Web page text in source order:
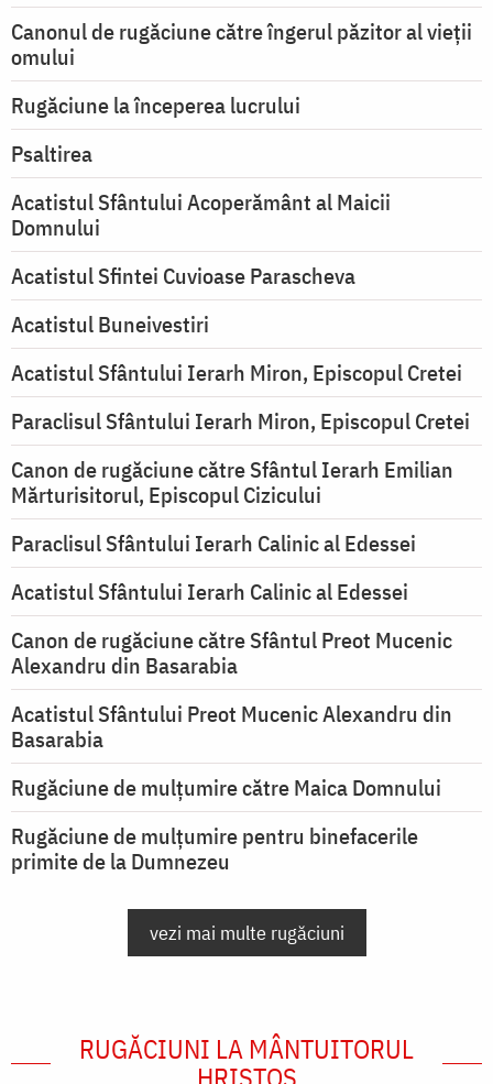
Canonul de rugăciune către îngerul păzitor al vieții
omului
Rugăciune la începerea lucrului
Psaltirea
Acatistul Sfântului Acoperământ al Maicii
Domnului
Acatistul Sfintei Cuvioase Parascheva
Acatistul Buneivestiri
Acatistul Sfântului Ierarh Miron, Episcopul Cretei
Paraclisul Sfântului Ierarh Miron, Episcopul Cretei
Canon de rugăciune către Sfântul Ierarh Emilian
Mărturisitorul, Episcopul Cizicului
Paraclisul Sfântului Ierarh Calinic al Edessei
Acatistul Sfântului Ierarh Calinic al Edessei
Canon de rugăciune către Sfântul Preot Mucenic
Alexandru din Basarabia
Acatistul Sfântului Preot Mucenic Alexandru din
Basarabia
Rugăciune de mulţumire către Maica Domnului
Rugăciune de mulțumire pentru binefacerile
primite de la Dumnezeu
vezi mai multe rugăciuni
RUGĂCIUNI LA MÂNTUITORUL